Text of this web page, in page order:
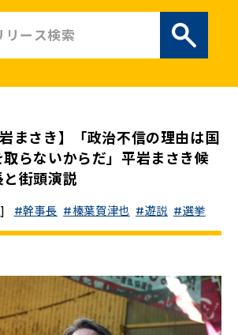
（新しいタブで開く）
イン （新しいタブで開く）
まさき】「政治不信の理由は国
らないからだ」平岩まさき候
街頭演説
] 幹事長 榛葉賀津也 遊説 選挙